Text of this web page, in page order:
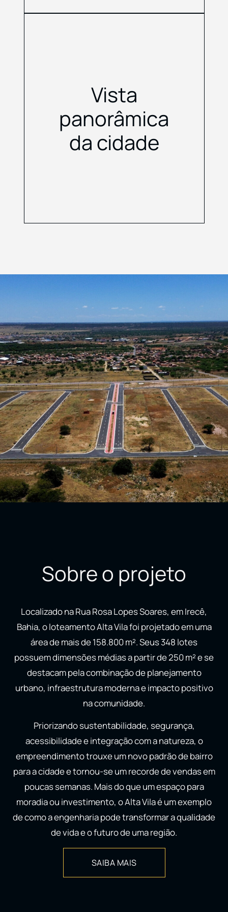
Vista
panorâmica
da cidade
Sobre o projeto
Localizado na Rua Rosa Lopes Soares, em Irecê,
Bahia, o loteamento Alta Vila foi projetado em uma
área de mais de 158.800 m². Seus 348 lotes
possuem dimensões médias a partir de 250 m² e se
destacam pela combinação de planejamento
urbano, infraestrutura moderna e impacto positivo
na comunidade.
Priorizando sustentabilidade, segurança,
acessibilidade e integração com a natureza, o
empreendimento trouxe um novo padrão de bairro
para a cidade e tornou-se um recorde de vendas em
poucas semanas. Mais do que um espaço para
moradia ou investimento, o Alta Vila é um exemplo
de como a engenharia pode transformar a qualidade
de vida e o futuro de uma região.
SAIBA MAIS